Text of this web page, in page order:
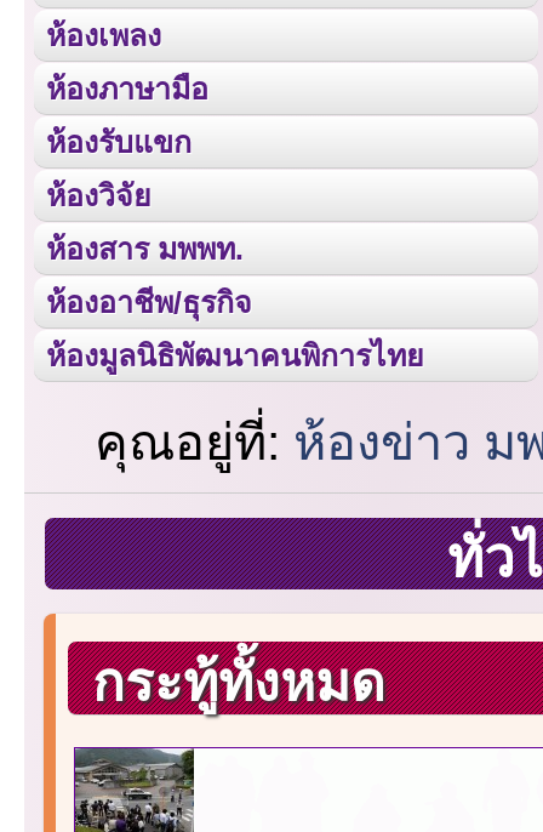
ห้องเพลง
ห้องภาษามือ
ห้องรับแขก
ห้องวิจัย
ห้องสาร มพพท.
ห้องอาชีพ/ธุรกิจ
ห้องมูลนิธิพัฒนาคนพิการไทย
คุณอยู่ที่: ห้องข่าว
ทั่ว
กระทู้ทั้งหมด